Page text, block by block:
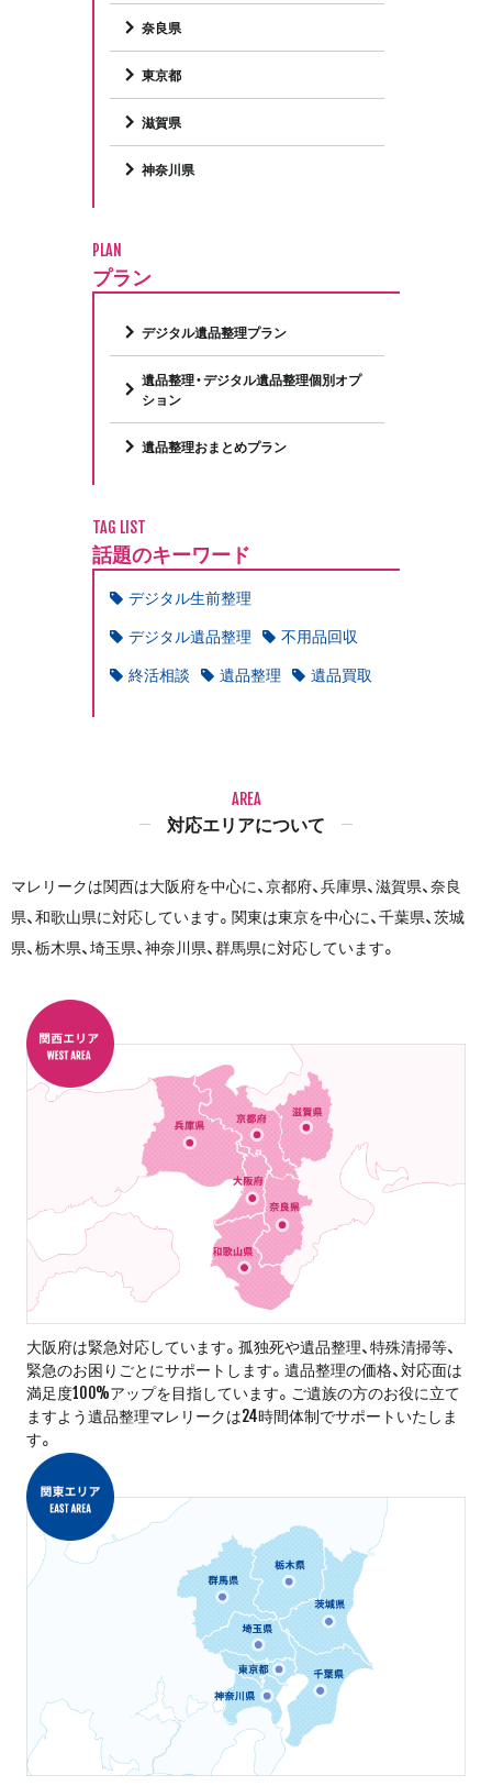
奈良県
東京都
滋賀県
神奈川県
PLAN
プラン
デジタル遺品整理プラン
遺品整理・デジタル遺品整理個別オプ
ション
遺品整理おまとめプラン
TAG LIST
話題のキーワード
デジタル生前整理
デジタル遺品整理
不用品回収
終活相談
遺品整理 遺品買取
AREA
対応エリアについて
マレリークは関西は大阪府を中心に、京都府、兵庫県、滋賀県、奈良
県、和歌山県に対応しています。関東は東京を中心に、千葉県、茨城
県、栃木県、埼玉県、神奈川県、群馬県に対応しています。
大阪府は緊急対応しています。孤独死や遺品整理、特殊清掃等、
緊急のお困りごとにサポートします。遺品整理の価格、対応面は
満足度100%アップを目指しています。ご遺族の方のお役に立て
ますよう遺品整理マレリークは24時間体制でサポートいたしま
す。